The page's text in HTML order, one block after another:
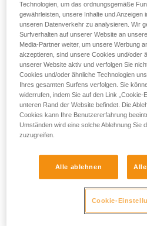
Absolut homogener Lichtkegel:
Unregelmäßigkeiten oder
Technologien, um das ordnungsgemäße
gewährleisten, unsere Inhalte und Anzeigen
unseren Datenverkehr zu analysieren. Wir
Surfverhalten auf unserer Website an
Media-Partner weiter, um unsere Werbung
akzeptieren, sind unsere Cookies und/oder
unserer Website aktiv und verfolgen Sie
Cookies und/oder ähnliche Technologien
Ihres gesamten Surfens verfolgen. Sie
widerrufen, indem Sie auf den Link „Cookie-
unteren Rand der Website befindet. Die
Cookies kann Ihre Benutzererfahrung
Umständen wird eine solche Ablehnung Sie
zuzugreifen.
Alle ablehnen
Cookie-